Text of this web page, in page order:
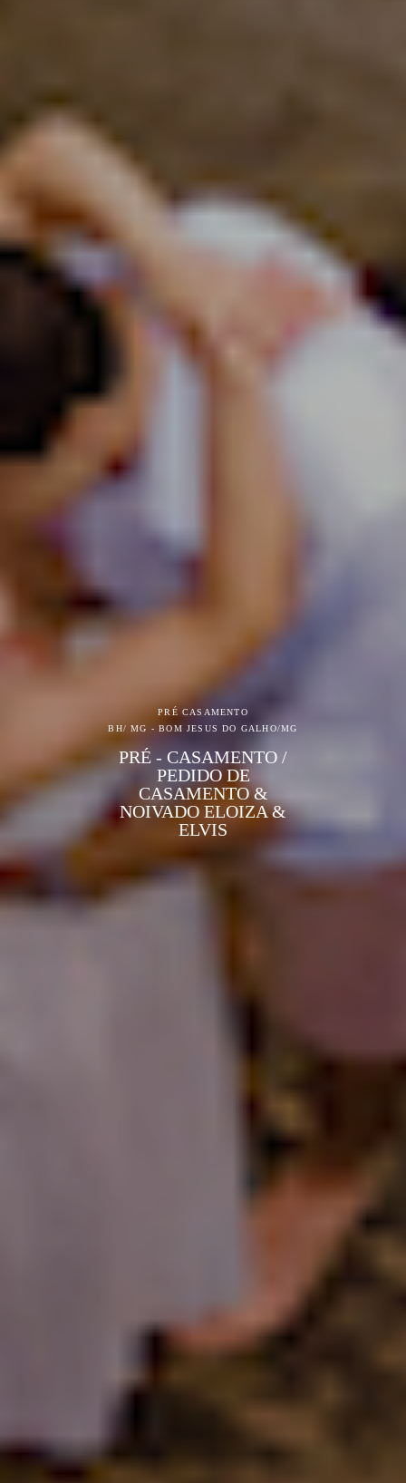
PRÉ CASAMENTO
BH/ MG - BOM JESUS DO GALHO/MG
PRÉ - CASAMENTO /
PEDIDO DE
CASAMENTO &
NOIVADO ELOIZA &
ELVIS